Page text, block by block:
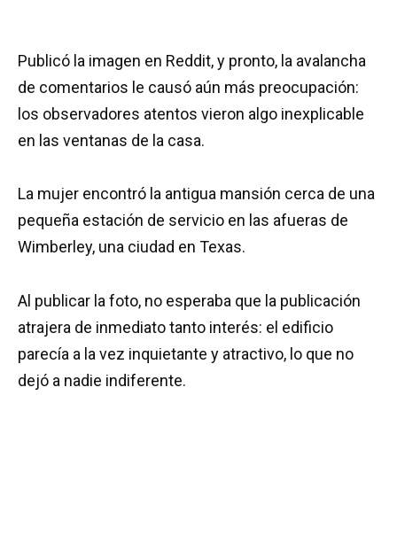
Publicó la imagen en Reddit, y pronto, la avalancha
de comentarios le causó aún más preocupación:
los observadores atentos vieron algo inexplicable
en las ventanas de la casa.
La mujer encontró la antigua mansión cerca de una
pequeña estación de servicio en las afueras de
Wimberley, una ciudad en Texas.
Al publicar la foto, no esperaba que la publicación
atrajera de inmediato tanto interés: el edificio
parecía a la vez inquietante y atractivo, lo que no
dejó a nadie indiferente.